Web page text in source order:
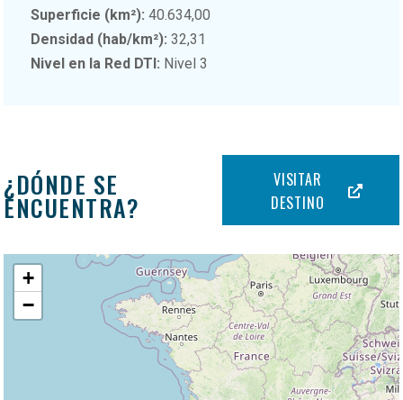
Superficie (km²): 40.634,00
Densidad (hab/km²): 32,31
Nivel en la Red DTI: Nivel 3
¿DÓNDE SE
ENCUENTRA?
VISITAR
DESTINO
+
−